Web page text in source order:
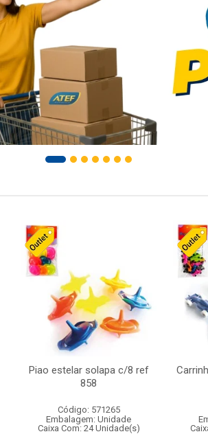
Piao estelar solapa c/8 ref
858
Código: 571265
Embalagem: Unidade
Caixa Com: 24 Unidade(s)